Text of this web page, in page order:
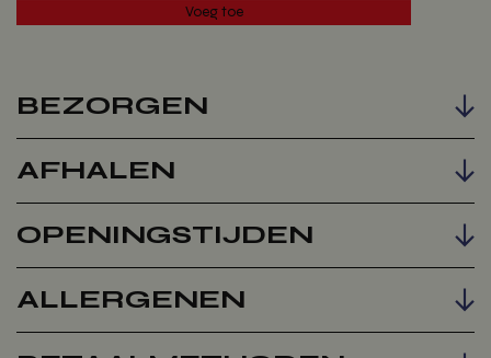
BEZORGEN
AFHALEN
OPENINGSTIJDEN
ALLERGENEN